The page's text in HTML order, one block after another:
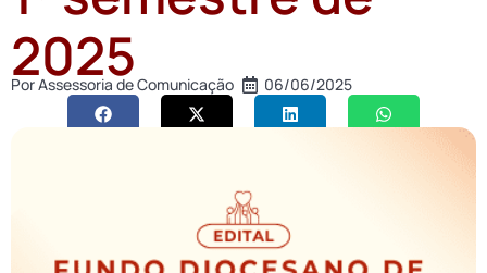
2025
PorAssessoria de Comunicação 06/06/2025